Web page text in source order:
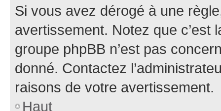
Si vous avez dérogé à une
avertissement. Notez que c’est
groupe phpBB n’est pas
donné. Contactez
raisons de votre avertissement.
Haut